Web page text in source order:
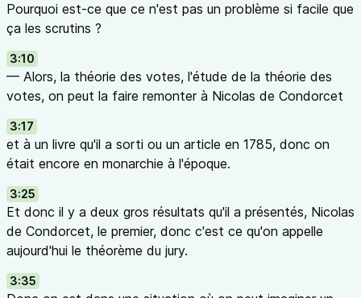
Pourquoi est-ce que ce n'est pas un problème si facile que
ça les scrutins ?
3:10
— Alors, la théorie des votes, l'étude de la théorie des
votes, on peut la faire remonter à Nicolas de Condorcet
3:17
et à un livre qu'il a sorti ou un article en 1785, donc on
était encore en monarchie à l'époque.
3:25
Et donc il y a deux gros résultats qu'il a présentés, Nicolas
de Condorcet, le premier, donc c'est ce qu'on appelle
aujourd'hui le théorème du jury.
3:35